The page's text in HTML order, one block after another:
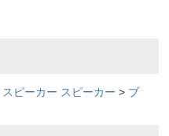
スピーカー スピーカー > ブ